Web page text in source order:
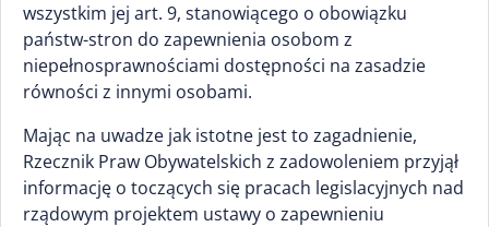
wszystkim jej art. 9, stanowiącego o obowiązku
państw-stron do zapewnienia osobom z
niepełnosprawnościami dostępności na zasadzie
równości z innymi osobami.
Mając na uwadze jak istotne jest to zagadnienie,
Rzecznik Praw Obywatelskich z zadowoleniem przyjął
informację o toczących się pracach legislacyjnych nad
rządowym projektem ustawy o zapewnieniu